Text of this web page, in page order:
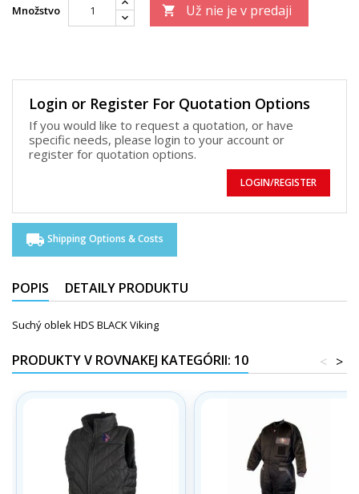
Množstvo  Už nie je v predaji
Login or Register For Quotation Options
If you would like to request a quotation, or have
specific needs, please login to your account or
register for quotation options.
LOGIN/REGISTER
local_shipping Shipping Options & Costs
POPIS DETAILY PRODUKTU
Suchý oblek HDS BLACK Viking
PRODUKTY V ROVNAKEJ KATEGÓRII: 10 >
<